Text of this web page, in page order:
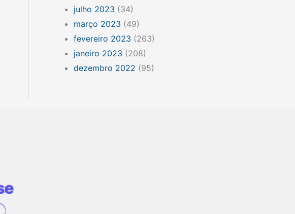
julho 2023 (34)
março 2023 (49)
fevereiro 2023 (263)
janeiro 2023 (208)
dezembro 2022 (95)